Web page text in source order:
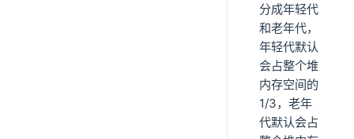
分成年轻代
和老年代，
年轻代默认
会占整个堆
内存空间的
1/3，老年
代默认会占